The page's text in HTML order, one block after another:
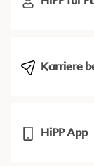
Karriere
HiPP App